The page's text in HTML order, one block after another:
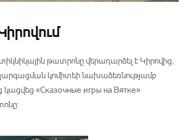
թատրոնը վերադարձել է Կիրովից,
զարգացման կոմիտեի նախաձեռնությամբ
կացվեց «Сказочные игры на Вятке»